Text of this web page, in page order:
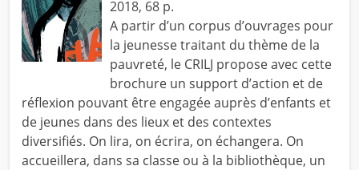
2018, 68 p.
A partir d’un corpus d’ouvrages pour
la jeunesse traitant du thème de la
pauvreté, le CRILJ propose avec cette
brochure un support d’action et de
réflexion pouvant être engagée auprès d’enfants et
de jeunes dans des lieux et des contextes
diversifiés. On lira, on écrira, on échangera. On
accueillera, dans sa classe ou à la bibliothèque, un